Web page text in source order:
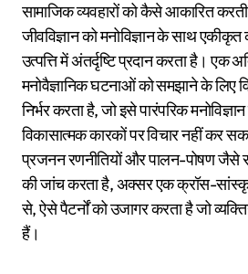
सामाजिक व्यवहारों को कैसे आकारित
जीवविज्ञान को मनोविज्ञान के साथ एकीकृत
उत्पत्ति में अंतर्दृष्टि प्रदान करता है। एक
मनोवैज्ञानिक घटनाओं को समझाने के लिए
निर्भर करता है, जो इसे पारंपरिक
विकासात्मक कारकों पर विचार नहीं कर
प्रजनन रणनीतियों और पालन-पोषण जैसे
की जांच करता है, अक्सर एक क्रॉस-
से, ऐसे पैटर्नों को उजागर करता है जो
हैं।